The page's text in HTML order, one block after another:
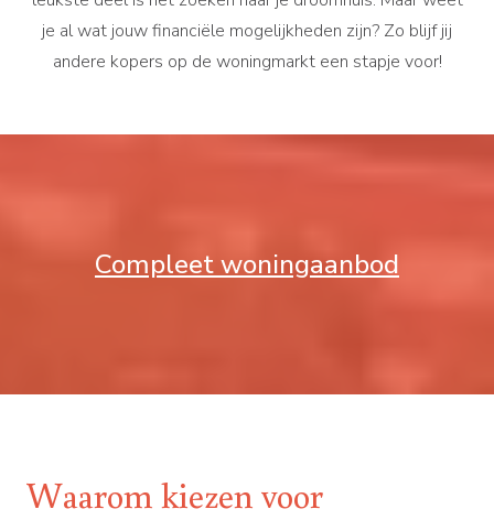
je al wat jouw financiële mogelijkheden zijn? Zo blijf jij
andere kopers op de woningmarkt een stapje voor!
Compleet woningaanbod
Waarom kiezen voor